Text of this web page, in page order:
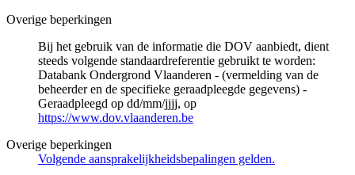
Overige beperkingen
Bij het gebruik van de informatie die DOV aanbiedt, dient
steeds volgende standaardreferentie gebruikt te worden:
Databank Ondergrond Vlaanderen - (vermelding van de
beheerder en de specifieke geraadpleegde gegevens) -
Geraadpleegd op dd/mm/jjjj, op
https://www.dov.vlaanderen.be
Overige beperkingen
Volgende aansprakelijkheidsbepalingen gelden.